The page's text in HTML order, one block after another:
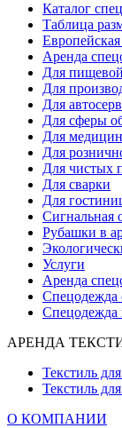
Каталог
Таблица
Аренда
Для
Для
Для
Для сферы
Для
Для
Для чистых
Для сварки
Для
Сигнальная
Рубашки в
Услуги
Аренда
Спецодежда
Спецодежда
АРЕНДА
Текстиль
Текстиль
О КОМПАНИИ